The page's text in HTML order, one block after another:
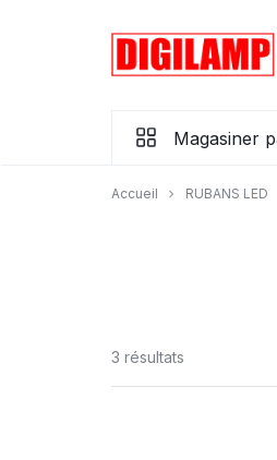
éclairons
vos
Magasiner
Accueil RUBANS LED
3 résultats